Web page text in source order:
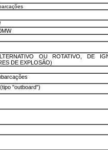
OU ROTATIVO, DE
DE EXPLOSÃO)
"outboard")